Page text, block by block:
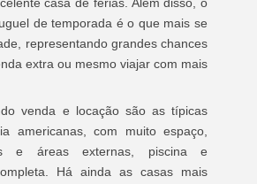
de temporada é o que mais se
representando grandes chances
extra ou mesmo viajar com mais
venda e locação são as típicas
americanas, com muito espaço,
e áreas externas, piscina e
Há ainda as casas mais